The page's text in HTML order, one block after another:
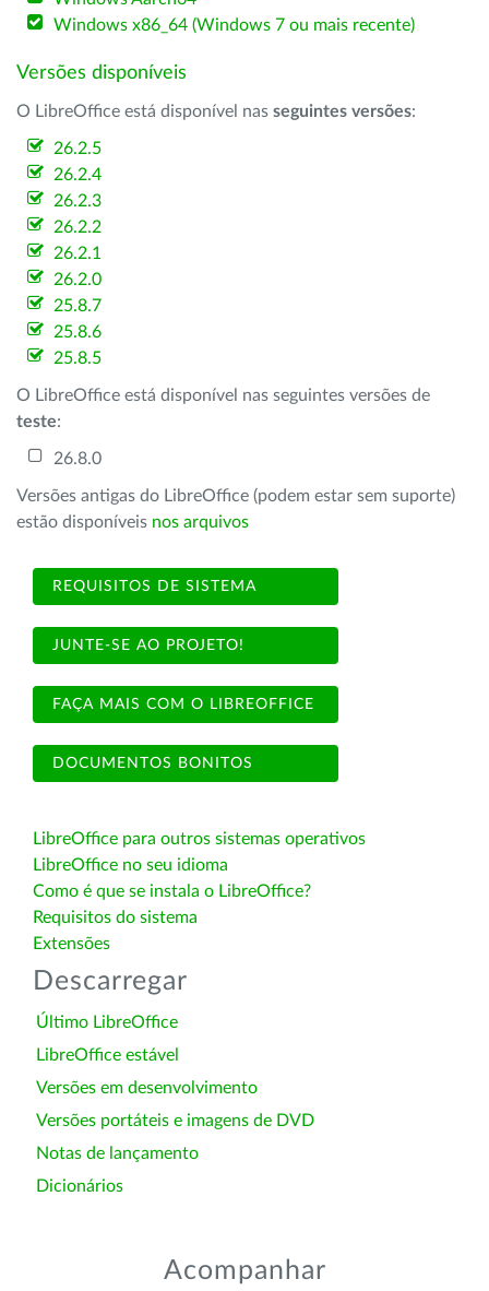
Windows x86_64 (Windows 7 ou mais recente)
Versões disponíveis
O LibreOffice está disponível nas seguintes versões:
26.2.5
26.2.4
26.2.3
26.2.2
26.2.1
26.2.0
25.8.7
25.8.6
25.8.5
O LibreOffice está disponível nas seguintes versões de
teste:
26.8.0
Versões antigas do LibreOffice (podem estar sem suporte)
estão disponíveis nos arquivos
REQUISITOS DE SISTEMA
JUNTE-SE AO PROJETO!
FAÇA MAIS COM O LIBREOFFICE
DOCUMENTOS BONITOS
LibreOffice para outros sistemas operativos
LibreOffice no seu idioma
Como é que se instala o LibreOffice?
Requisitos do sistema
Extensões
Descarregar
Último LibreOffice
LibreOffice estável
Versões em desenvolvimento
Versões portáteis e imagens de DVD
Notas de lançamento
Dicionários
Acompanhar